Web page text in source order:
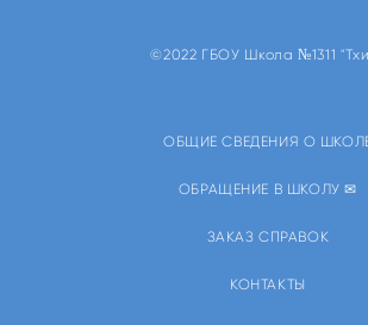
©2022 ГБОУ Школа №1311
ОБЩИЕ СВЕДЕНИЯ О
ОБРАЩЕНИЕ В ШКОЛУ ✉
ЗАКАЗ СПРАВОК
КОНТАКТЫ